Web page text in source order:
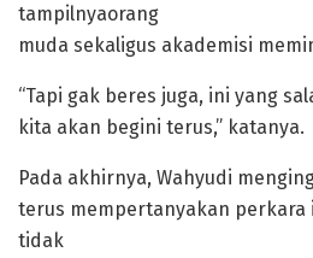
tampilnyaorang
muda sekaligus akademisi
“Tapi gak beres juga, ini yang
kita akan begini terus,” katanya.
Pada akhirnya, Wahyudi
terus mempertanyakan perkara
tidak